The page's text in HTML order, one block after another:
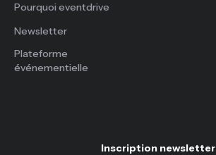
Pourquoi eventdrive
Newsletter
Plateforme
événementielle
Inscription newsletter